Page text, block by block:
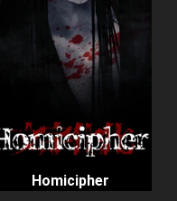
Homicipher